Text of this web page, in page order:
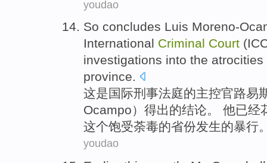
youdao
So concludes Luis Moreno-
International Criminal Court (
investigations into the atrocities
province.
这是国际刑事法庭的主控官路易
Ocampo） 得出的结论。 他已经
这个饱受荼毒的省份发生的暴行
youdao